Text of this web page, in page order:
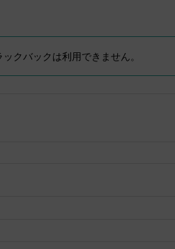
ックバックは利用できません。